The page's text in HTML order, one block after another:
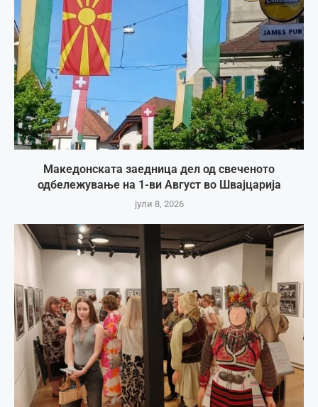
Македонската заедница дел од свеченото
одбележување на 1-ви Август во Швајцарија
јули 8, 2026